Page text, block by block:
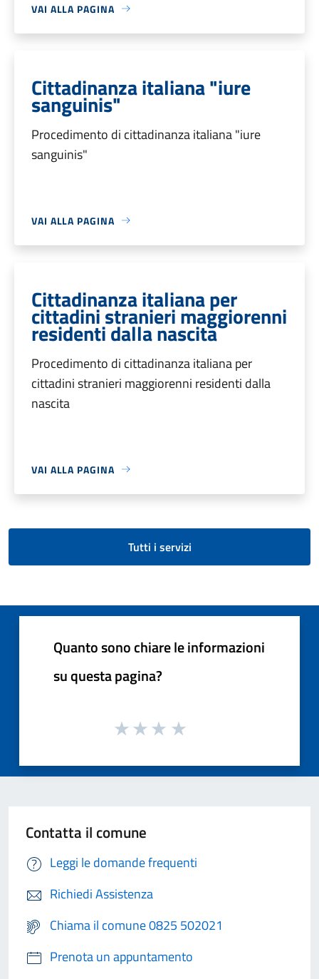
VAI ALLA PAGINA
Cittadinanza italiana "iure
sanguinis"
Procedimento di cittadinanza italiana "iure
sanguinis"
VAI ALLA PAGINA
Cittadinanza italiana per
cittadini stranieri maggiorenni
residenti dalla nascita
Procedimento di cittadinanza italiana per
cittadini stranieri maggiorenni residenti dalla
nascita
VAI ALLA PAGINA
Tutti i servizi
Quanto sono chiare le informazioni
su questa pagina?
Contatta il comune
Leggi le domande frequenti
Richiedi Assistenza
Chiama il comune 0825 502021
Prenota un appuntamento